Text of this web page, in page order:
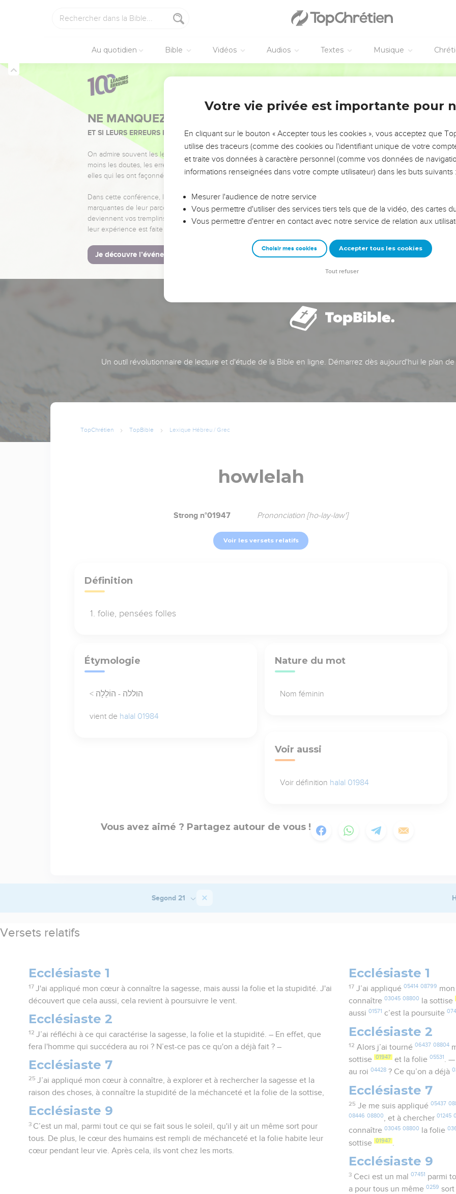
Au quotidien Bible Vidéos Audios Textes Musique
NE MANQUEZ PAS L’ÉVÉNEMENT DE L’ANNÉE !
ET SI LEURS ERREURS POUVAIENT VOUS ÉVITER LES VOTRES ?
On admire souvent les leaders pour leurs réussites, leur impact, leur foi ou leur vision. Mais on voit
moins les doutes, les erreurs et les saisons difficiles qu'ils ont traversés, alors même que ce sont
elles qui les ont façonnés.
Dans cette conférence, leaders, entrepreneurs, et responsables reviennent sur les erreurs
marquantes de leur parcours et les clés pour avancer avec plus de sagesse afin que leurs erreurs
deviennent vos tremplins. Que vous guidiez un ministère, une équipe, un groupe ou une famille,
leur expérience est faite pour vous.
Je découvre l’événement
Un outil révolutionnaire de lecture et d'étude de la Bible en ligne. Démarrez dès aujourd'hui le plan
TopChrétien TopBible Lexique Hébreu / Grec
howlelah
Strong n°01947 Prononciation [ho-lay-law']
Voir les versets relatifs
Définition
folie, pensées folles
Étymologie
< הוללה - הוֹלֵלָה
vient de halal 01984
Nature du mot
Nom féminin
Voir aussi
Voir définition halal 01984
Vous avez aimé ? Partagez autour de vous !
Segond 21
Versets relatifs
Ecclésiaste 1
17 J'ai appliqué mon cœur à connaître la sagesse, mais aussi la folie et la stupidité. J'ai
découvert que cela aussi, cela revient à poursuivre le vent.
Ecclésiaste 2
12 J’ai réfléchi à ce qui caractérise la sagesse, la folie et la stupidité. – En effet, que
fera l'homme qui succédera au roi ? N’est-ce pas ce qu'on a déjà fait ? –
Ecclésiaste 7
25 J’ai appliqué mon cœur à connaître, à explorer et à rechercher la sagesse et la
raison des choses, à connaître la stupidité de la méchanceté et la folie de la sottise,
Ecclésiaste 9
3 C’est un mal, parmi tout ce qui se fait sous le soleil, qu'il y ait un même sort pour
tous. De plus, le cœur des humains est rempli de méchanceté et la folie habite leur
cœur pendant leur vie. Après cela, ils vont chez les morts.
Ecclésiaste 1
17 J’ai appliqué 05414 08799
connaître03045 08800 la sottise
aussi01571 c’est la poursuite
Ecclésiaste 2
12 Alors j’ai tourné 06437 08804
sottise 01947 et la folie05531 . —
au roi04428 ? Ce qu’on a déjà
Ecclésiaste 7
25 Je me suis appliqué 05437
08446 08800, et à chercher01245
connaître03045 08800 la folie
sottise 01947
Ecclésiaste 9
3 Ceci est un mal 07451 parmi
a pour tous un même0259
Votre vie privée est importante pour
En cliquant sur le bouton « Accepter tous les cookies », vous acceptez que
utilise des traceurs (comme des cookies ou l'identifiant unique de votre
et traite vos données à caractère personnel (comme vos données de
informations renseignées dans votre compte utilisateur) dans les buts suivants :
Mesurer l'audience de notre service
Vous permettre d'utiliser des services tiers tels que de la vidéo, des cartes
Vous permettre d'entrer en contact avec notre service de relation aux
Choisir mes cookies Accepter tous les cookies
Tout refuser